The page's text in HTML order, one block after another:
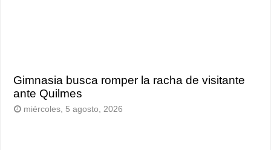
Gimnasia busca romper la racha de visitante
ante Quilmes
miércoles, 5 agosto, 2026